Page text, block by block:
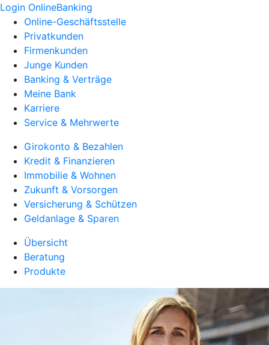
Login OnlineBanking
Online-Geschäftsstelle
Privatkunden
Firmenkunden
Junge Kunden
Banking & Verträge
Meine Bank
Karriere
Service & Mehrwerte
Girokonto & Bezahlen
Kredit & Finanzieren
Immobilie & Wohnen
Zukunft & Vorsorgen
Versicherung & Schützen
Geldanlage & Sparen
Übersicht
Beratung
Produkte